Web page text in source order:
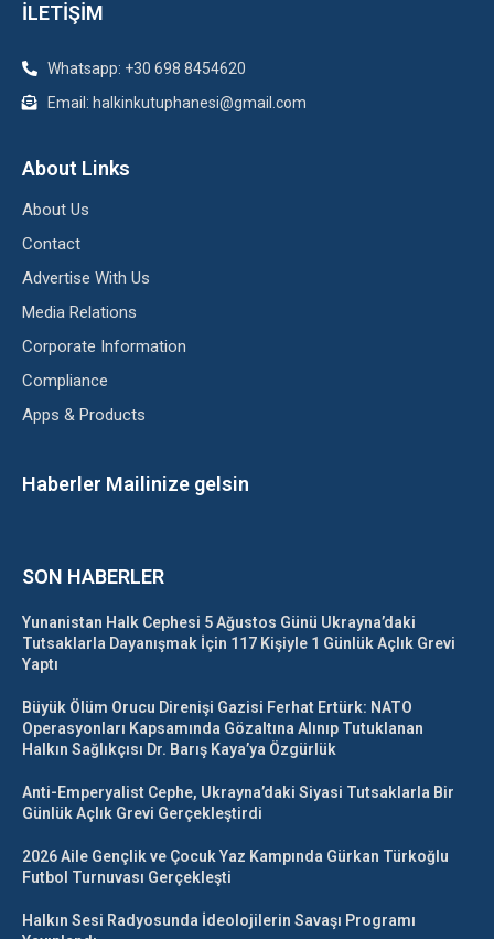
İLETİŞİM
Whatsapp: +30 698 8454620
Email: halkinkutuphanesi@gmail.com
About Links
About Us
Contact
Advertise With Us
Media Relations
Corporate Information
Compliance
Apps & Products
Haberler Mailinize gelsin
SON HABERLER
Yunanistan Halk Cephesi 5 Ağustos Günü Ukrayna’daki
Tutsaklarla Dayanışmak İçin 117 Kişiyle 1 Günlük Açlık Grevi
Yaptı
Büyük Ölüm Orucu Direnişi Gazisi Ferhat Ertürk: NATO
Operasyonları Kapsamında Gözaltına Alınıp Tutuklanan
Halkın Sağlıkçısı Dr. Barış Kaya’ya Özgürlük
Anti-Emperyalist Cephe, Ukrayna’daki Siyasi Tutsaklarla Bir
Günlük Açlık Grevi Gerçekleştirdi
2026 Aile Gençlik ve Çocuk Yaz Kampında Gürkan Türkoğlu
Futbol Turnuvası Gerçekleşti
Halkın Sesi Radyosunda İdeolojilerin Savaşı Programı